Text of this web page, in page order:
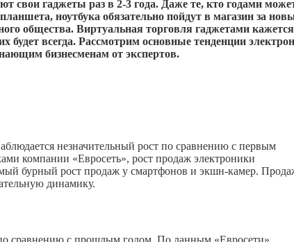
свои гаджеты раз в 2-3 года. Даже те, кто годами
ноутбука обязательно пойдут в магазин за
общества. Виртуальная торговля гаджетами кажется
будет всегда. Рассмотрим основные тенденции
бизнесменам от экспертов.
незначительный рост по сравнению с первым
компании «Евросеть», рост продаж электроники
бурный рост продаж у смартфонов и экшн-камер.
динамику.
сравнению с прошлым годом. По данным «Евросети»,